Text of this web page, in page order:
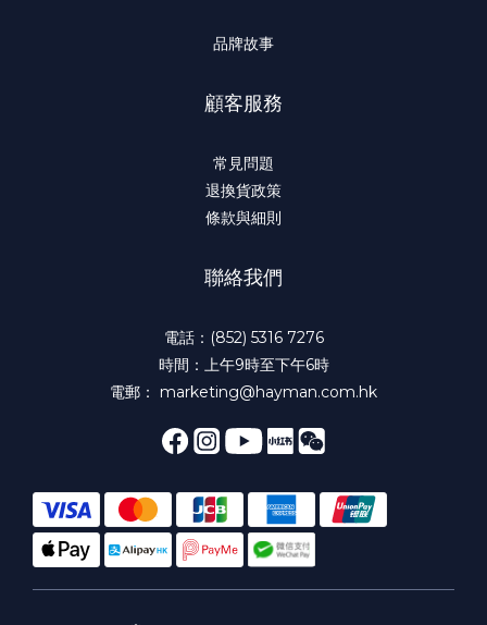
品牌故事
顧客服務
常見問題
退換貨政策
條款與細則
聯絡我們
電話：(852) 5316 7276
時間：上午9時至下午6時
電郵： marketing@hayman.com.hk